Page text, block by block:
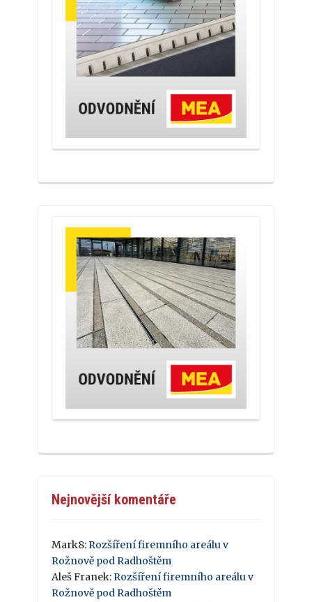
Nejnovější komentáře
Mark8:Rozšíření firemního areálu v
Rožnově pod Radhoštěm
Aleš Franek:Rozšíření firemního areálu v
Rožnově pod Radhoštěm